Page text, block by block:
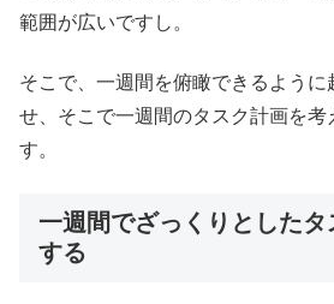
範囲が広いですし。
そこで、一週間を俯瞰できるように
せ、そこで一週間のタスク計画を考
す。
一週間でざっくりとした
する